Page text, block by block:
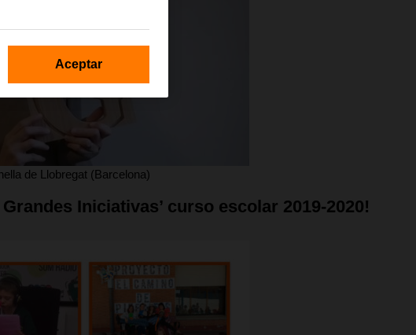
de Llobregat (Barcelona)
Iniciativas’ curso escolar 2019-2020!
Aceptar